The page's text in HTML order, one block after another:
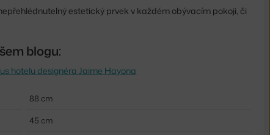
estetický prvek v každém obývacím pokoji, či
blogu:
hotelu designéra Jaime Hayona
88 cm
45 cm